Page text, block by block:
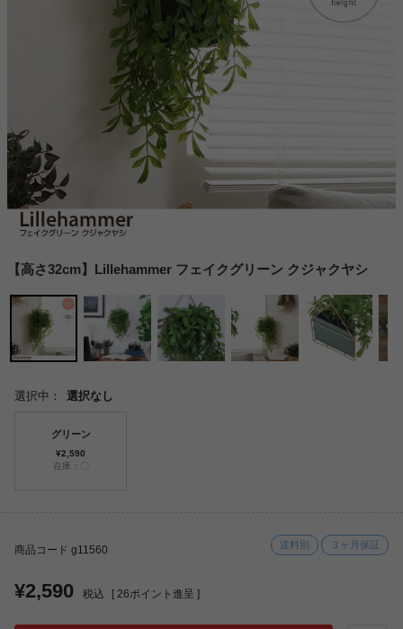
【高さ32cm】Lillehammer フェイクグリーン クジャクヤシ
選択中： 選択なし
グリーン
¥2,590
在庫：〇
商品コード g11560 送料別 ３ヶ月保証
¥2,590 税込 [ 26ポイント進呈 ]